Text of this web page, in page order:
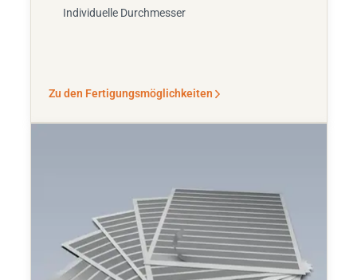
Individuelle Durchmesser
Zu den Fertigungsmöglichkeiten